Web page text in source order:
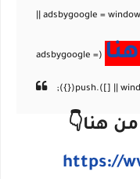
هنا👇
https://